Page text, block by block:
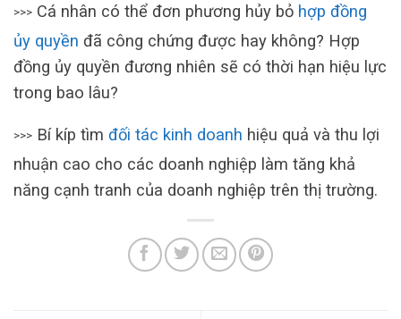
>>> Cá nhân có thể đơn phương hủy bỏ hợp đồng
ủy quyền đã công chứng được hay không? Hợp
đồng ủy quyền đương nhiên sẽ có thời hạn hiệu lực
trong bao lâu?
>>> Bí kíp tìm đối tác kinh doanh hiệu quả và thu lợi
nhuận cao cho các doanh nghiệp làm tăng khả
năng cạnh tranh của doanh nghiệp trên thị trường.